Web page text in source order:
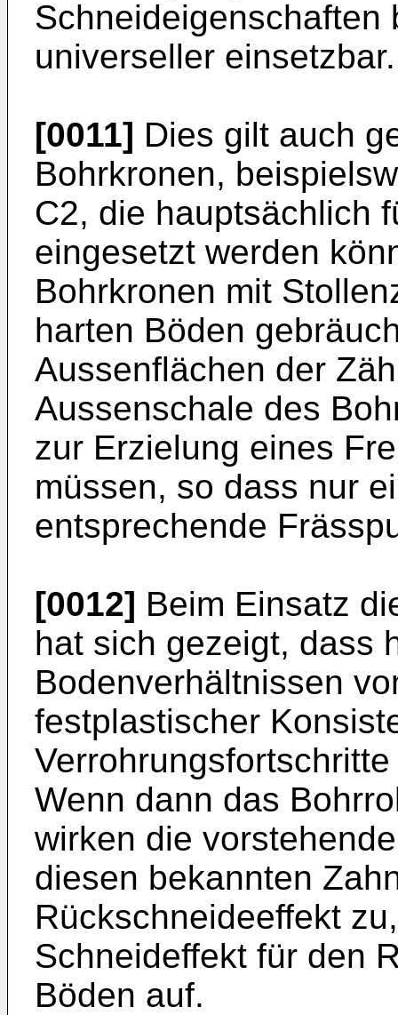
Schneideigenschaften
universeller einsetzbar.
[0011] Dies gilt auch
Bohrkronen,
C2, die hauptsächlich
eingesetzt werden
Bohrkronen mit
harten Böden
Aussenflächen der
Aussenschale des
zur Erzielung eines
müssen, so dass nur
entsprechende
[0012] Beim Einsatz
hat sich gezeigt, dass
Bodenverhältnissen
festplastischer
Wenn dann das
wirken die
diesen bekannten
Rückschneideeffekt
Schneideffekt für den
Böden auf.